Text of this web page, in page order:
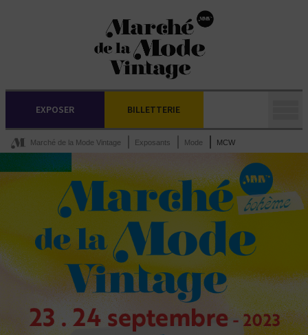
EXPOSER BILLETTERIE
Marché de la Mode Vintage Exposants Mode MCW